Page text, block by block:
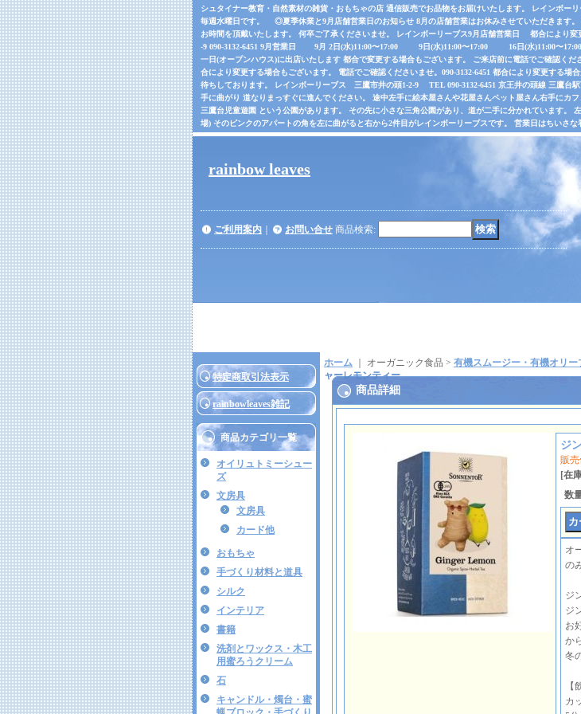
シュタイナー教育・自然素材の雑貨・おもちゃの店 通信販売でお品物をお届けいたします。 レインボ
毎週水曜日です。 ◎夏季休業と9月店舗営業日のお知らせ 8月の店舗営業はお休みさせていただきます
お時間を頂戴いたします。 何卒ご了承くださいませ。 レインボーリーブス9月店舗営業日 都合により
-9 090-3132-6451 9月営業日 9月 2日(水)11:00〜17:00 9日(水)11:00〜17:00 16日(水)11:00〜
一日(オープンハウス)に出店いたします 都合で変更する場合もございます。 ご来店前に電話でご確認く
合により変更する場合もございます。 電話でご確認くださいませ。090-3132-6451 都合により変更する
待ちしております。 レインボーリーブス 三鷹市井の頭1-2-9 TEL 090-3132-6451 京王井の頭線 三鷹台
手に曲がり 道なりまっすぐに進んでください。 途中左手に絵本屋さんや花屋さんペット屋さん右手にカ
三鷹台児童遊園 という公園があります。 その先に小さな三角公園があり、道が二手に分かれています。
場) そのピンクのアパートの角を左に曲がると右から2件目がレインボーリーブスです。 営業日はちいさな
rainbow leaves
ご利用案内 お問い合せ 商品検索:
特定商取引法表示
rainbowleaves雑記
商品カテゴリ一覧
オイリュトミーシュー
ズ
文房具
文房具
カード他
おもちゃ
手づくり材料と道具
シルク
インテリア
書籍
洗剤とワックス・木工
用蜜ろうクリーム
石
キャンドル・燭台・蜜
ホーム ｜ オーガニック食品 > 有機スムージー・有機オリ
ャーレモンティー
商品詳細
ジ
販
[在
数
オ
の
ジ
ジ
お
か
冬
【
カ